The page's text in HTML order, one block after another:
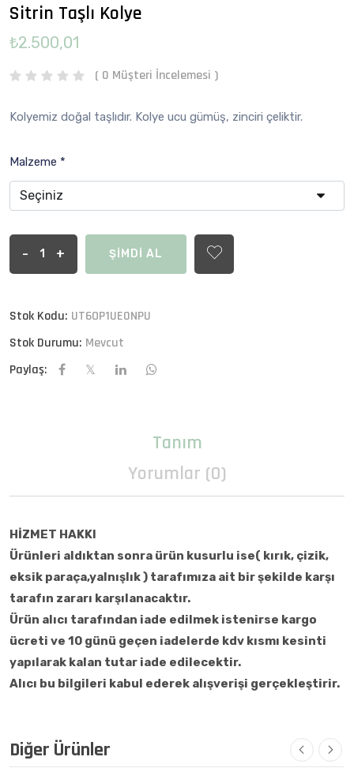
Sitrin Taşlı Kolye
₺2.500,01
( 0 Müşteri İncelemesi )
Kolyemiz doğal taşlıdır. Kolye ucu gümüş, zinciri çeliktir.
Malzeme *
- + ŞİMDİ AL
Stok Kodu: UT6OP1UE0NPU
Stok Durumu: Mevcut
Paylaş:
Tanım
Yorumlar (0)
HİZMET HAKKI
Ürünleri aldıktan sonra ürün kusurlu ise( kırık, çizik,
eksik paraça,yalnışlık ) tarafımıza ait bir şekilde karşı
tarafın zararı karşılanacaktır.
Ürün alıcı tarafından iade edilmek istenirse kargo
ücreti ve 10 günü geçen iadelerde kdv kısmı kesinti
yapılarak kalan tutar iade edilecektir.
Alıcı bu bilgileri kabul ederek alışverişi gerçekleştirir.
Diğer Ürünler